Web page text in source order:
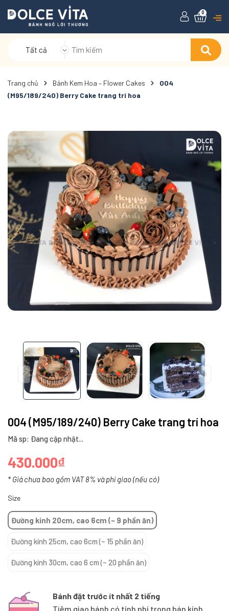
Tất cả
0
Trang chủ Bánh Kem Hoa – Flower Cakes
004
(M95/189/240) Berry Cake trang trí hoa
004 (M95/189/240) Berry Cake trang trí hoa
Mã sp: Đang cập nhật...
430.000₫
* Giá chưa bao gồm VAT 8% và phí giao (nếu có)
Size
Đường kính 20cm, cao 6cm (~ 9 phần ăn)
Đường kính 25cm, cao 6cm (~ 15 phần ăn)
Đường kính 30cm, cao 6 cm (~ 20 phần ăn)
Bánh đặt trước ít nhất 2 tiếng
Tiệm giao bánh có tính phí trong bán kính